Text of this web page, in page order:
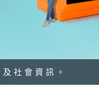
社會資訊。